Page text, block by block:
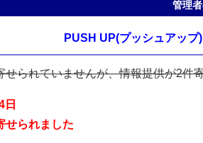
管理
PUSH UP(プッシュアップ)
せられていませんが、情報提供が2件
日
せられました